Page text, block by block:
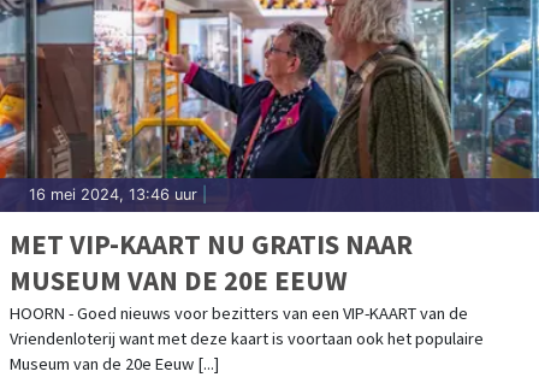
16 mei 2024, 13:46 uur
MET VIP-KAART NU GRATIS NAAR
MUSEUM VAN DE 20E EEUW
HOORN - Goed nieuws voor bezitters van een VIP-KAART van de
Vriendenloterij want met deze kaart is voortaan ook het populaire
Museum van de 20e Eeuw [...]